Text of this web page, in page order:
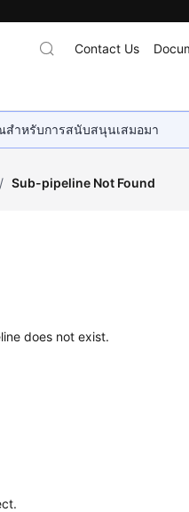
Contact Us
สำหรับการสนับสนุนเสมอมา
/ Sub-pipeline Not Found
does not exist.